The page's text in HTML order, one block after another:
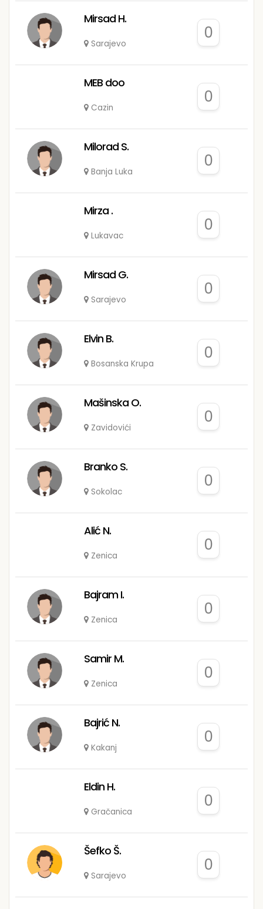
Mirsad H.
Sarajevo
0
MEB doo
Cazin
0
Milorad S.
Banja Luka
0
Mirza .
Lukavac
0
Mirsad G.
Sarajevo
0
Elvin B.
Bosanska Krupa
0
Mašinska O.
Zavidovići
0
Branko S.
Sokolac
0
Alić N.
Zenica
0
Bajram I.
Zenica
0
Samir M.
Zenica
0
Bajrić N.
Kakanj
0
Eldin H.
Gračanica
0
Šefko Š.
Sarajevo
0